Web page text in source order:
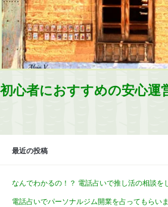
初心者におすすめの安心運
最近の投稿
なんでわかるの！？ 電話占いで推し活の相談を
電話占いでパーソナルジム開業を占ってもらい